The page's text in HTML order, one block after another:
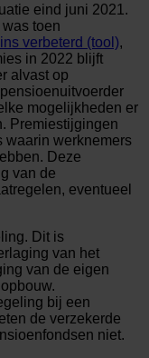
eind juni 2021.
toen
verbeterd (tool),
in 2022 blijft
alvast op
mogelijkheden er
Premiestijgingen
waarin werknemers
Deze
van de
eventueel
Dit is
van het
van de eigen
bij een
de verzekerde
niet.